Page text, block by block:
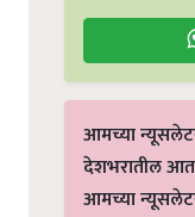
आमच्या
देशभरातील
आमच्या